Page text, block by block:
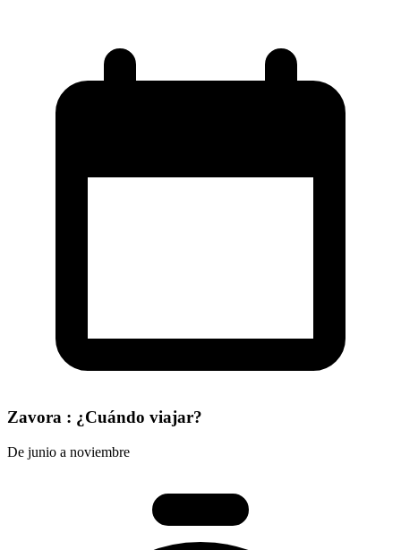
Zavora : ¿Cuándo viajar?
De junio a noviembre